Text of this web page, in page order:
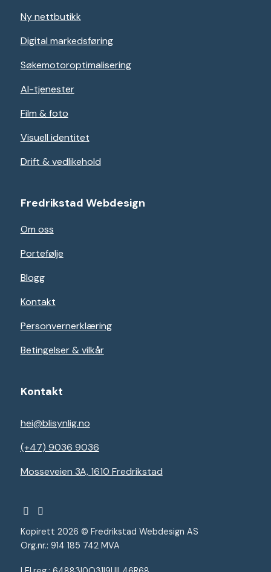
Ny nettbutikk
Digital markedsføring
Søkemotoroptimalisering
AI-tjenester
Film & foto
Visuell identitet
Drift & vedlikehold
Fredrikstad Webdesign
Om oss
Portefølje
Blogg
Kontakt
Personvernerklæring
Betingelser & vilkår
Kontakt
hei@blisynlig.no
(+47) 9036 9036
Mosseveien 3A, 1610 Fredrikstad
Kopirett 2026 © Fredrikstad Webdesign AS
Org.nr.: 914 185 742 MVA